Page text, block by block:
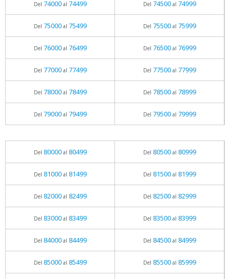
Del 74000al 74499 Del 74500al 74999
Del 75000al 75499 Del 75500al 75999
Del 76000al 76499 Del 76500al 76999
Del 77000al 77499 Del 77500al 77999
Del 78000al 78499 Del 78500al 78999
Del 79000al 79499 Del 79500al 79999
Del 80000al 80499 Del 80500al 80999
Del 81000al 81499 Del 81500al 81999
Del 82000al 82499 Del 82500al 82999
Del 83000al 83499 Del 83500al 83999
Del 84000al 84499 Del 84500al 84999
Del 85000al 85499 Del 85500al 85999